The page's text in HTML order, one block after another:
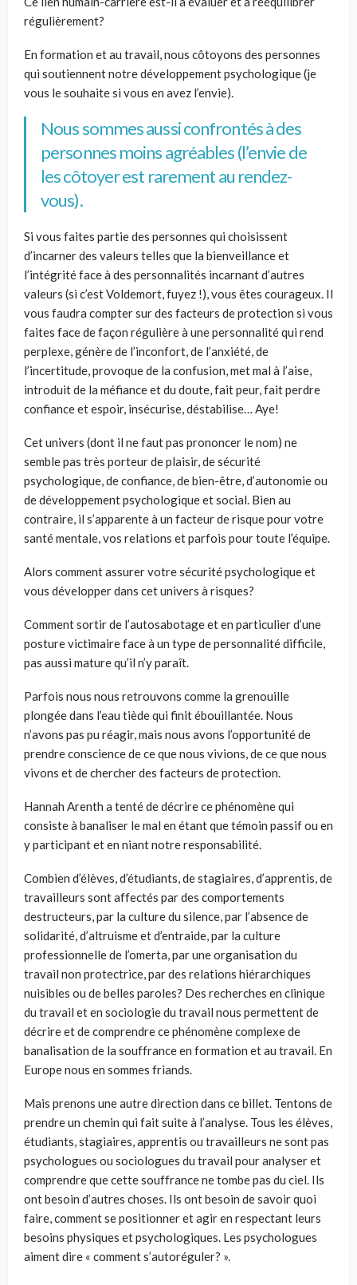
régulièrement?
En formation et au travail, nous côtoyons des personnes
qui soutiennent notre développement psychologique (je
vous le souhaite si vous en avez l’envie).
Nous sommes aussi confrontés à des
personnes moins agréables (l’envie de
les côtoyer est rarement au rendez-
vous).
Si vous faites partie des personnes qui choisissent
d’incarner des valeurs telles que la bienveillance et
l’intégrité face à des personnalités incarnant d’autres
valeurs (si c’est Voldemort, fuyez !), vous êtes courageux. Il
vous faudra compter sur des facteurs de protection si vous
faites face de façon régulière à une personnalité qui rend
perplexe, génère de l’inconfort, de l’anxiété, de
l’incertitude, provoque de la confusion, met mal à l’aise,
introduit de la méfiance et du doute, fait peur, fait perdre
confiance et espoir, insécurise, déstabilise… Aye!
Cet univers (dont il ne faut pas prononcer le nom) ne
semble pas très porteur de plaisir, de sécurité
psychologique, de confiance, de bien-être, d’autonomie ou
de développement psychologique et social. Bien au
contraire, il s’apparente à un facteur de risque pour votre
santé mentale, vos relations et parfois pour toute l’équipe.
Alors comment assurer votre sécurité psychologique et
vous développer dans cet univers à risques?
Comment sortir de l’autosabotage et en particulier d’une
posture victimaire face à un type de personnalité difficile,
pas aussi mature qu’il n’y paraît.
Parfois nous nous retrouvons comme la grenouille
plongée dans l’eau tiède qui finit ébouillantée. Nous
n’avons pas pu réagir, mais nous avons l’opportunité de
prendre conscience de ce que nous vivions, de ce que nous
vivons et de chercher des facteurs de protection.
Hannah Arenth a tenté de décrire ce phénomène qui
consiste à banaliser le mal en étant que témoin passif ou en
y participant et en niant notre responsabilité.
Combien d’élèves, d’étudiants, de stagiaires, d’apprentis, de
travailleurs sont affectés par des comportements
destructeurs, par la culture du silence, par l’absence de
solidarité, d’altruisme et d’entraide, par la culture
professionnelle de l’omerta, par une organisation du
travail non protectrice, par des relations hiérarchiques
nuisibles ou de belles paroles? Des recherches en clinique
du travail et en sociologie du travail nous permettent de
décrire et de comprendre ce phénomène complexe de
banalisation de la souffrance en formation et au travail. En
Europe nous en sommes friands.
Mais prenons une autre direction dans ce billet. Tentons de
prendre un chemin qui fait suite à l’analyse. Tous les élèves,
étudiants, stagiaires, apprentis ou travailleurs ne sont pas
psychologues ou sociologues du travail pour analyser et
comprendre que cette souffrance ne tombe pas du ciel. Ils
ont besoin d’autres choses. Ils ont besoin de savoir quoi
faire, comment se positionner et agir en respectant leurs
besoins physiques et psychologiques. Les psychologues
aiment dire « comment s’autoréguler? ».